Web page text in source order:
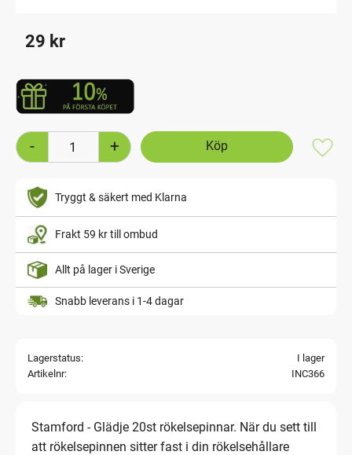
29 kr
+
-
Tryggt & säkert med Klarna
Frakt 59 kr till ombud
Allt på lager i Sverige
Snabb leverans i 1-4 dagar
Lagerstatus
I lager
Artikelnr
INC366
Stamford - Glädje 20st rökelsepinnar. När du sett till
att rökelsepinnen sitter fast i din rökelsehållare